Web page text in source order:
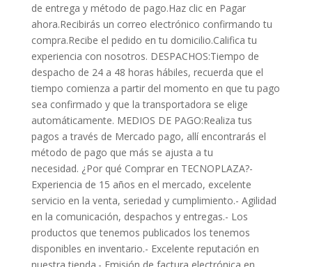
de entrega y método de pago.Haz clic en Pagar
ahora.Recibirás un correo electrónico confirmando tu
compra.Recibe el pedido en tu domicilio.Califica tu
experiencia con nosotros. DESPACHOS:Tiempo de
despacho de 24 a 48 horas hábiles, recuerda que el
tiempo comienza a partir del momento en que tu pago
sea confirmado y que la transportadora se elige
automáticamente. MEDIOS DE PAGO:Realiza tus
pagos a través de Mercado pago, allí encontrarás el
método de pago que más se ajusta a tu
necesidad. ¿Por qué Comprar en TECNOPLAZA?-
Experiencia de 15 años en el mercado, excelente
servicio en la venta, seriedad y cumplimiento.- Agilidad
en la comunicación, despachos y entregas.- Los
productos que tenemos publicados los tenemos
disponibles en inventario.- Excelente reputación en